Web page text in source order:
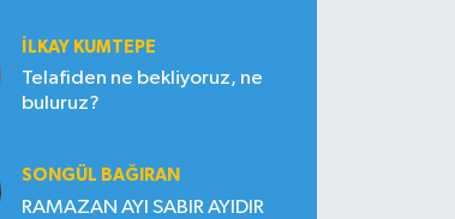
İLKAY KUMTEPE
Telafiden ne bekliyoruz, ne
buluruz?
SONGÜL BAĞIRAN
RAMAZAN AYI SABIR AYIDIR